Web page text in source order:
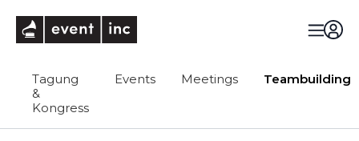
Tagung
&
Kongress
Events Meetings Teambuilding